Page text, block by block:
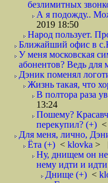
безлимитных
А я подожду..
2019 18:50
Народ пользует.
Ближайший офис в
У меня московская
абонентов? Ведь
Дэник поменял
Жизнь такая, что
В полтора раза
13:24
Пошему?
перекупил? (+) <
Для меня, лично,
Ёта (+) < klovka >
Ну, днищем он не
нему идти и
Днище (+) <